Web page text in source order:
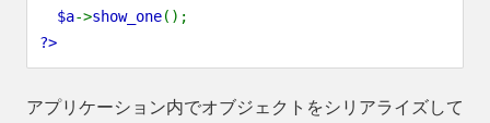
$a->show_one();
?>
アプリケーション内でオブジェクトをシリアライズして